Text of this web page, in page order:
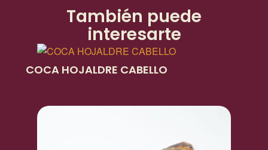
También puede
interesarte
COCA HOJALDRE CABELLO